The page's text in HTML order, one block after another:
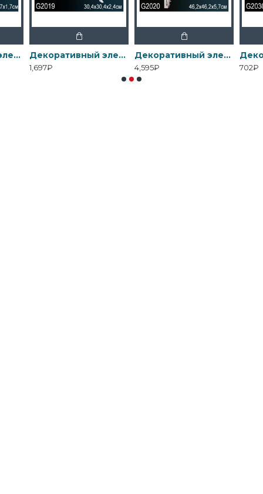
Декоративный элемент G2012 Перфект Декоративный элемент G2019 Перфект
1,697₽
Декоративный элемент G2020 Перфект
4,595₽ 702₽